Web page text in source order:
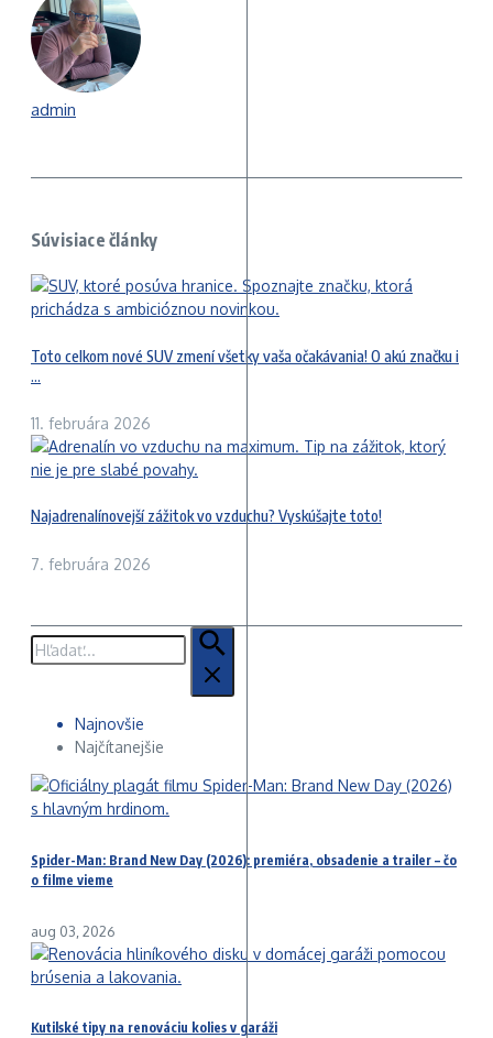
admin
Súvisiace články
Toto celkom nové SUV zmení všetky vaša očakávania! O akú značku i
...
11. februára 2026
Najadrenalínovejší zážitok vo vzduchu? Vyskúšajte toto!
7. februára 2026
Hľadať:
Najnovšie
Najčítanejšie
Spider-Man: Brand New Day (2026): premiéra, obsadenie a trailer – čo
o filme vieme
aug 03, 2026
Kutilské tipy na renováciu kolies v garáži